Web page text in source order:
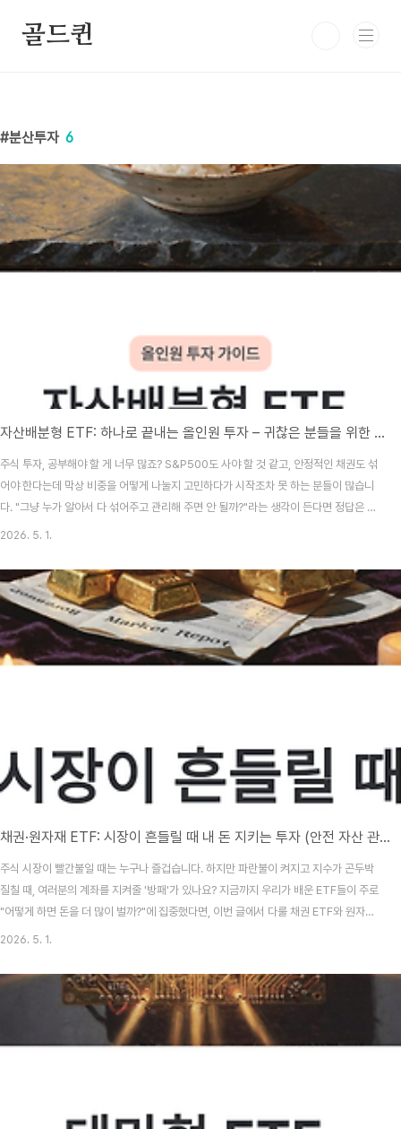
골드퀸
분산투자 6
자산배분형 ETF: 하나로 끝내는 올인원 투자 – 귀찮은 분들을 위한 완벽 가이드
주식 투자, 공부해야 할 게 너무 많죠? S&P500도 사야 할 것 같고, 안정적인 채권도 섞
어야 한다는데 막상 비중을 어떻게 나눌지 고민하다가 시작조차 못 하는 분들이 많습니
다. "그냥 누가 알아서 다 섞어주고 관리해 주면 안 될까?"라는 생각이 든다면 정답은 바
로 자산배분형 ETF입니다.오늘은 여러 개의 ETF를 쪼개서 관리할 시간도, 에너지도 부
ETF의 모든 것을 정리해 드립니다.📑 목차자산배분형 ETF란 무엇인가? (올인원 투자
의 개념)자산배분형 ETF의 내부 구조: 무엇을 어떻게 담았나?초보 투자자에게 자산배
분형이 유리한 4가지 결정적 이유'자동 리밸런싱'의 마법: 왜 내가 직접 하는 것보다 나
을까?자산배분형..
2026. 5. 1.
채권·원자재 ETF: 시장이 흔들릴 때 내 돈 지키는 투자 (안전 자산 관리법)
주식 시장이 빨간불일 때는 누구나 즐겁습니다. 하지만 파란불이 켜지고 지수가 곤두박
질칠 때, 여러분의 계좌를 지켜줄 '방패'가 있나요? 지금까지 우리가 배운 ETF들이 주로
"어떻게 하면 돈을 더 많이 벌까?"에 집중했다면, 이번 글에서 다룰 채권 ETF와 원자재
ETF는 **"어떻게 하면 소중한 내 돈을 잃지 않을까?"**에 대한 해답입니다.성공적인
하는 이 두 가지 '안전장치'에 대해 초보자의 눈높이에서 아주 자세히 설명해 드리겠습니
다.📑 목차채권 ETF란 무엇인가? (정부와 기업에 돈 빌려주기)채권 ETF의 수익 원리:
금리와의 반비례 관계원자재 ETF란 무엇인가? (실물 자산에 투자하는 법)금, 원유, 구
2026. 5. 1.